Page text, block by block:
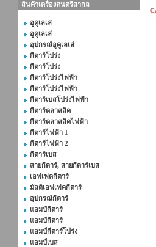
สินค้าเครื่องดนตรีสากล
อูคูเลเล่
อูคูเลเล่
อุปกรณ์อูคูเลเล่
กีตาร์โปร่ง
กีตาร์โปร่ง
กีตาร์โปร่งไฟฟ้า
กีตาร์โปร่งไฟฟ้า
กีตาร์เบสโปร่งไฟฟ้า
กีตาร์คลาสสิค
กีตาร์คลาสสิคไฟฟ้า
กีตาร์ไฟฟ้า 1
กีตาร์ไฟฟ้า 2
กีตาร์เบส
สายกีตาร์, สายกีตาร์เบส
เอฟเฟคกีตาร์
มัลติเอฟเฟคกีตาร์
อุปกรณ์กีตาร์
แอมป์กีตาร์
แอมป์กีตาร์
แอมป์กีตาร์โปร่ง
แอมป์เบส